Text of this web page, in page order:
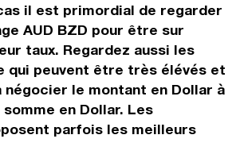
il est primordial de regarder
AUD BZD pour être sur
taux. Regardez aussi les
qui peuvent être très élévés et
négocier le montant en Dollar à
en Dollar. Les
parfois les meilleurs